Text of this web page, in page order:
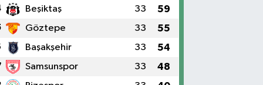
Beşiktaş 33 59
Göztepe 33 55
Başakşehir 33 54
Samsunspor 33 48